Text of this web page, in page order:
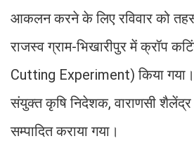
आकलन करने के लिए रविवार को
राजस्व ग्राम-भिखारीपुर में क्रॉप
Cutting Experiment) किया
संयुक्त कृषि निदेशक, वाराणसी शैलेंद्र
सम्पादित कराया गया।